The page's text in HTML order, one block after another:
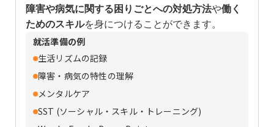
障害や病気に関する困りごとへの対処方法や働く
ためのスキルを身につけることができます。
就活準備の例
生活リズムの記録
障害・病気の特性の理解
メンタルケア
SST (ソーシャル・スキル・トレーニング)